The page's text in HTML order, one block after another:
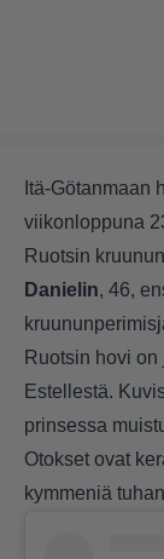
Itä-Götanmaan
viikonloppuna
Ruotsin
Danielin, 46,
Ruotsin hovi
Estellestä.
prinsessa
Otokset ovat
kymmeniä